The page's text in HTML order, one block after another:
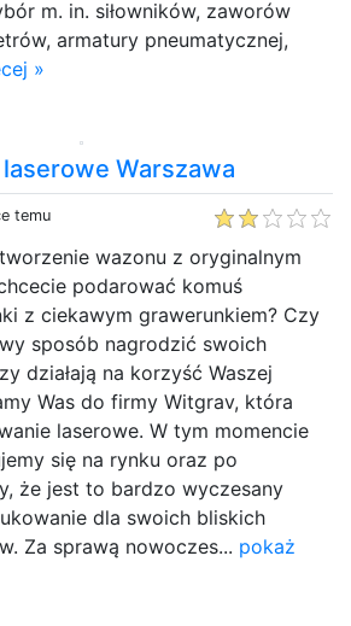
m. in. siłowników, zaworów
armatury pneumatycznej,
»
Warszawa
temu
wazonu z oryginalnym
podarować komuś
z ciekawym grawerunkiem? Czy
sposób nagrodzić swoich
działają na korzyść Waszej
Was do firmy Witgrav, która
laserowe. W tym momencie
się na rynku oraz po
że jest to bardzo wyczesany
dla swoich bliskich
Za sprawą nowoczes... pokaż